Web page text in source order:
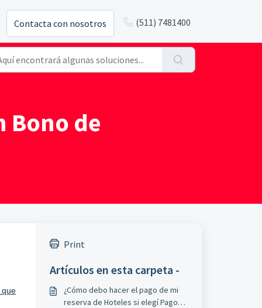
Contacta con nosotros (511) 7481400
Bono de
que
Print
Artículos en esta carpeta -
¿Cómo debo hacer el pago de mi
reserva de Hoteles si elegí Pago